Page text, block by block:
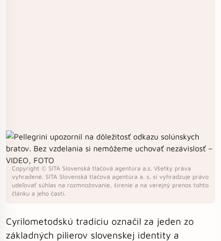
Copyright © SITA Slovenská tlačová agentúra a.s. Všetky práva
vyhradené. SITA Slovenská tlačová agentúra a. s. si vyhradzuje právo
udeľovať súhlas na rozmnožovanie, šírenie a na verejný prenos tohto
článku a jeho častí.
Cyrilometodskú tradíciu označil za jeden zo
základných pilierov slovenskej identity a